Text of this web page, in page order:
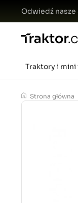
Odwiedź
Traktory i
Strona główna